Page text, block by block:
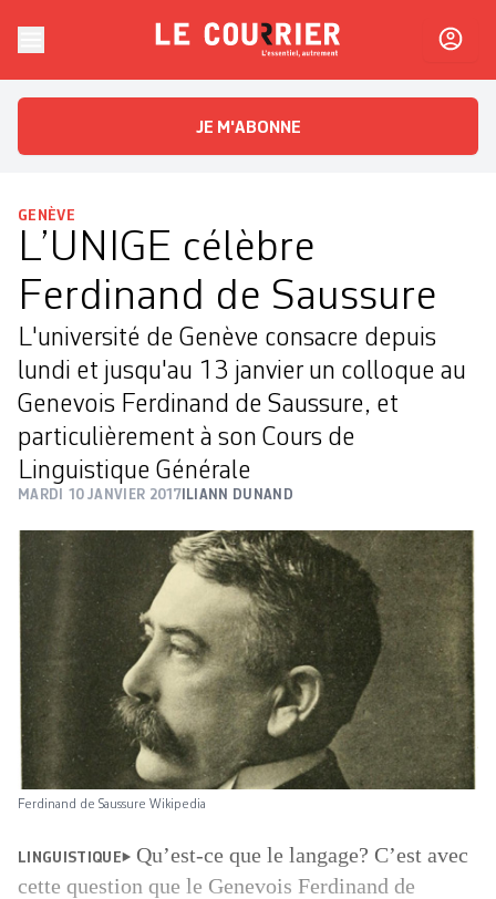
Le CourrierL'essentiel, autrement
JE M'ABONNE
GENÈVE
L’UNIGE célèbre
Ferdinand de Saussure
L'université de Genève consacre depuis
lundi et jusqu'au 13 janvier un colloque au
Genevois Ferdinand de Saussure, et
particulièrement à son Cours de
Linguistique Générale
MARDI 10 JANVIER 2017ILIANN DUNAND
Ferdinand de Saussure Wikipedia
LINGUISTIQUE
Qu’est-ce que le langage? C’est avec
cette question que le Genevois Ferdinand de